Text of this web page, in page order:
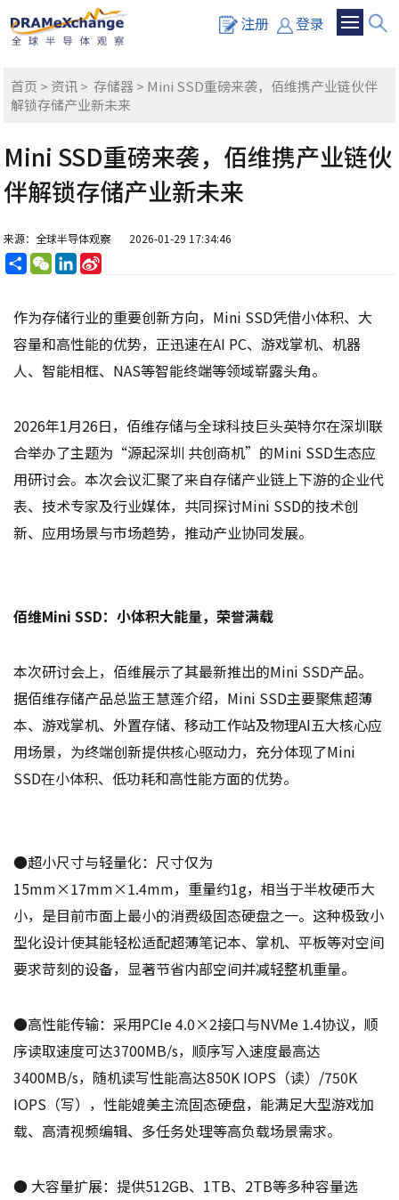
注册 登录
首页 > 资讯>存储器> Mini SSD重磅来袭，佰维携产业链伙伴
解锁存储产业新未来
Mini SSD重磅来袭，佰维携产业链伙
伴解锁存储产业新未来
来源：全球半导体观察 2026-01-29 17:34:46
分
享
WeChatLinkedIn
作为存储行业的重要创新方向，Mini SSD凭借小体积、大
容量和高性能的优势，正迅速在AI PC、游戏掌机、机器
人、智能相框、NAS等智能终端等领域崭露头角。
2026年1月26日，佰维存储与全球科技巨头英特尔在深圳联
合举办了主题为“源起深圳 共创商机”的Mini SSD生态应
用研讨会。本次会议汇聚了来自存储产业链上下游的企业代
表、技术专家及行业媒体，共同探讨Mini SSD的技术创
新、应用场景与市场趋势，推动产业协同发展。
佰维Mini SSD：小体积大能量，荣誉满载
本次研讨会上，佰维展示了其最新推出的Mini SSD产品。
据佰维存储产品总监王慧莲介绍，Mini SSD主要聚焦超薄
本、游戏掌机、外置存储、移动工作站及物理AI五大核心应
用场景，为终端创新提供核心驱动力，充分体现了Mini
SSD在小体积、低功耗和高性能方面的优势。
●超小尺寸与轻量化：尺寸仅为
15mm×17mm×1.4mm，重量约1g，相当于半枚硬币大
小，是目前市面上最小的消费级固态硬盘之一。这种极致小
型化设计使其能轻松适配超薄笔记本、掌机、平板等对空间
要求苛刻的设备，显著节省内部空间并减轻整机重量。
●高性能传输：采用PCIe 4.0×2接口与NVMe 1.4协议，顺
序读取速度可达3700MB/s，顺序写入速度最高达
3400MB/s，随机读写性能高达850K IOPS（读）/750K
IOPS（写），性能媲美主流固态硬盘，能满足大型游戏加
载、高清视频编辑、多任务处理等高负载场景需求。
● 大容量扩展：提供512GB、1TB、2TB等多种容量选